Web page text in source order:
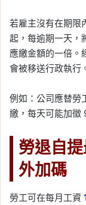
若雇主沒有在期限
起，每逾期一天，
應繳金額的一倍。
會被移送行政執行
例如：公司應替勞
繳，每天可能加徵
勞退自
外加碼
勞工可在每月工資